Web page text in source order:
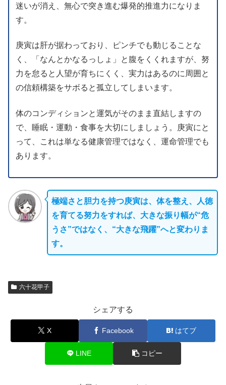
迷いが消え、無心で突き進む爆発的推進力になりま
す。
庚寅は肝が据わっており、ピンチでも動じることな
く、「なんとかなるっしょ」と腹をくくれますが、努
力を怠ると人望が育ちにくく、実力はあるのに周囲と
の信頼構築をサボると孤立してしまいます。
体のコンディションと運気がそのまま直結しますの
で、睡眠・運動・食事を大切にしましょう。庚寅にと
って、これは単なる健康管理ではなく、運命管理でも
あります。
極端さと胆力を持つ庚寅は、体を整え、人徳
を育てる努力をすれば、大きな振り幅が“危
うさ”ではなく、“大きな飛躍”へと変わりま
す。
六十花甲子
シェアする
X Facebook はてブ
LINE コピー